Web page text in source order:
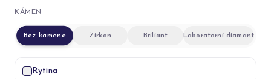
KÁMEN
Bez kamene Zirkon Briliant Laboratorní diamant
Rytina